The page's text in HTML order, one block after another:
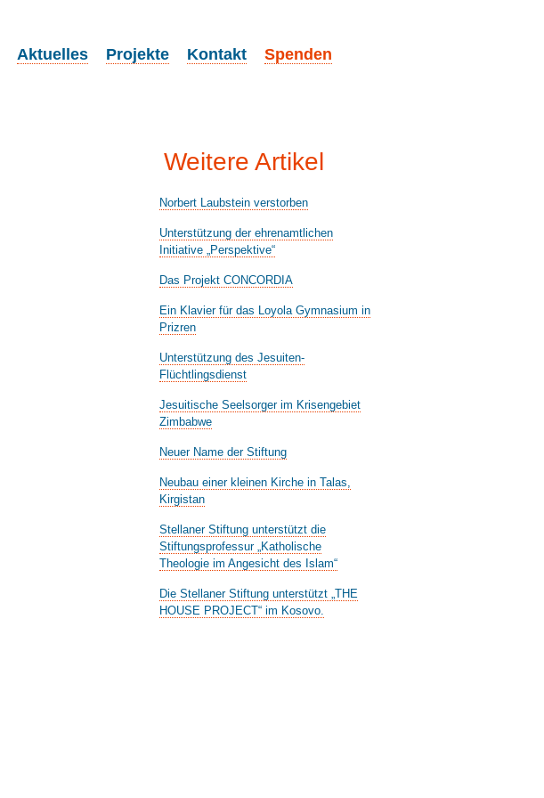
Aktuelles Projekte Kontakt Spenden
Weitere Artikel
Norbert Laubstein verstorben
Unterstützung der ehrenamtlichen
Initiative „Perspektive“
Das Projekt CONCORDIA
Ein Klavier für das Loyola Gymnasium in
Prizren
Unterstützung des Jesuiten-
Flüchtlingsdienst
Jesuitische Seelsorger im Krisengebiet
Zimbabwe
Neuer Name der Stiftung
Neubau einer kleinen Kirche in Talas,
Kirgistan
Stellaner Stiftung unterstützt die
Stiftungsprofessur „Katholische
Theologie im Angesicht des Islam“
Die Stellaner Stiftung unterstützt „THE
HOUSE PROJECT“ im Kosovo.